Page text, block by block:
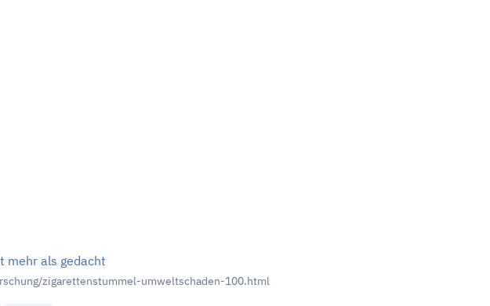
mehr als gedacht
zigarettenstummel-umweltschaden-100.html